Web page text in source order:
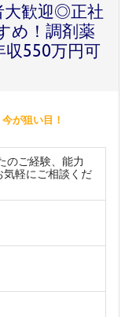
大歓迎◎正社
め！調剤薬
550万円可
今が狙い目！
のご経験、能力
気軽にご相談くだ